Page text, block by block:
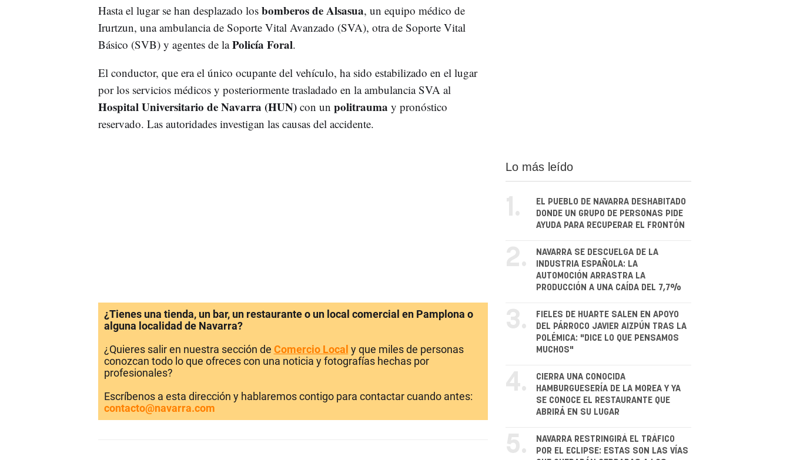
Hasta el lugar se han desplazado los bomberos de Alsasua, un equipo médico de
Irurtzun, una ambulancia de Soporte Vital Avanzado (SVA), otra de Soporte Vital
Básico (SVB) y agentes de laPolicía Foral.
El conductor, que era el único ocupante del vehículo, ha sido estabilizado en el lugar
por los servicios médicos y posteriormente trasladado en la ambulancia SVA al
Hospital Universitario de Navarra (HUN)con un politrauma y pronóstico
reservado. Las autoridades investigan las causas del accidente.
¿Tienes una tienda, un bar, un restaurante o un local comercial en Pamplona o
alguna localidad de Navarra?
¿Quieres salir en nuestra sección de Comercio Local y que miles de personas
conozcan todo lo que ofreces con una noticia y fotografías hechas por
profesionales?
Escríbenos a esta dirección y hablaremos contigo para contactar cuando antes:
contacto@navarra.com
Lo más leído
1.
EL PUEBLO DE NAVARRA DESHABITADO
DONDE UN GRUPO DE PERSONAS PIDE
AYUDA PARA RECUPERAR EL FRONTÓN
2.
NAVARRA SE DESCUELGA DE LA
INDUSTRIA ESPAÑOLA: LA
AUTOMOCIÓN ARRASTRA LA
PRODUCCIÓN A UNA CAÍDA DEL 7,7%
3.
FIELES DE HUARTE SALEN EN APOYO
DEL PÁRROCO JAVIER AIZPÚN TRAS LA
POLÉMICA: "DICE LO QUE PENSAMOS
MUCHOS"
4.
CIERRA UNA CONOCIDA
HAMBURGUESERÍA DE LA MOREA Y YA
SE CONOCE EL RESTAURANTE QUE
ABRIRÁ EN SU LUGAR
5.
NAVARRA RESTRINGIRÁ EL TRÁFICO
POR EL ECLIPSE: ESTAS SON LAS VÍAS